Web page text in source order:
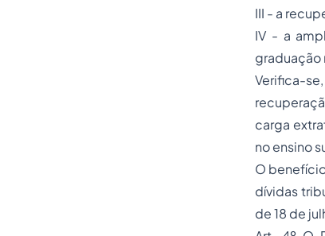
III - a
IV - a
graduação
Verifica-
carga
no ensino
O
dívidas
de 18 de